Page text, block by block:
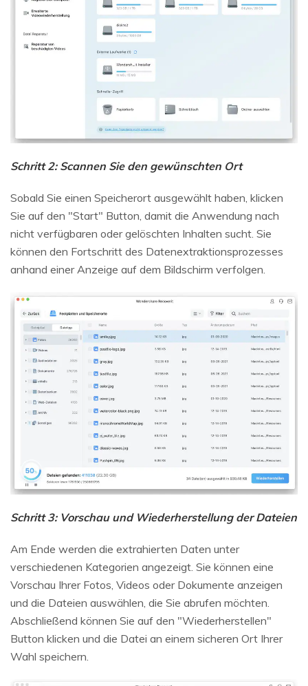
Schritt 2: Scannen Sie den gewünschten Ort
Sobald Sie einen Speicherort ausgewählt haben, klicken
Sie auf den "Start" Button, damit die Anwendung nach
nicht verfügbaren oder gelöschten Inhalten sucht. Sie
können den Fortschritt des Datenextraktionsprozesses
anhand einer Anzeige auf dem Bildschirm verfolgen.
Schritt 3: Vorschau und Wiederherstellung der Dateien
Am Ende werden die extrahierten Daten unter
verschiedenen Kategorien angezeigt. Sie können eine
Vorschau Ihrer Fotos, Videos oder Dokumente anzeigen
und die Dateien auswählen, die Sie abrufen möchten.
Abschließend können Sie auf den "Wiederherstellen"
Button klicken und die Datei an einem sicheren Ort Ihrer
Wahl speichern.